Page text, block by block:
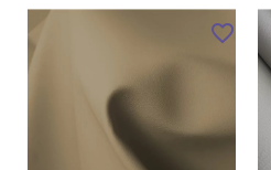
favorite_border